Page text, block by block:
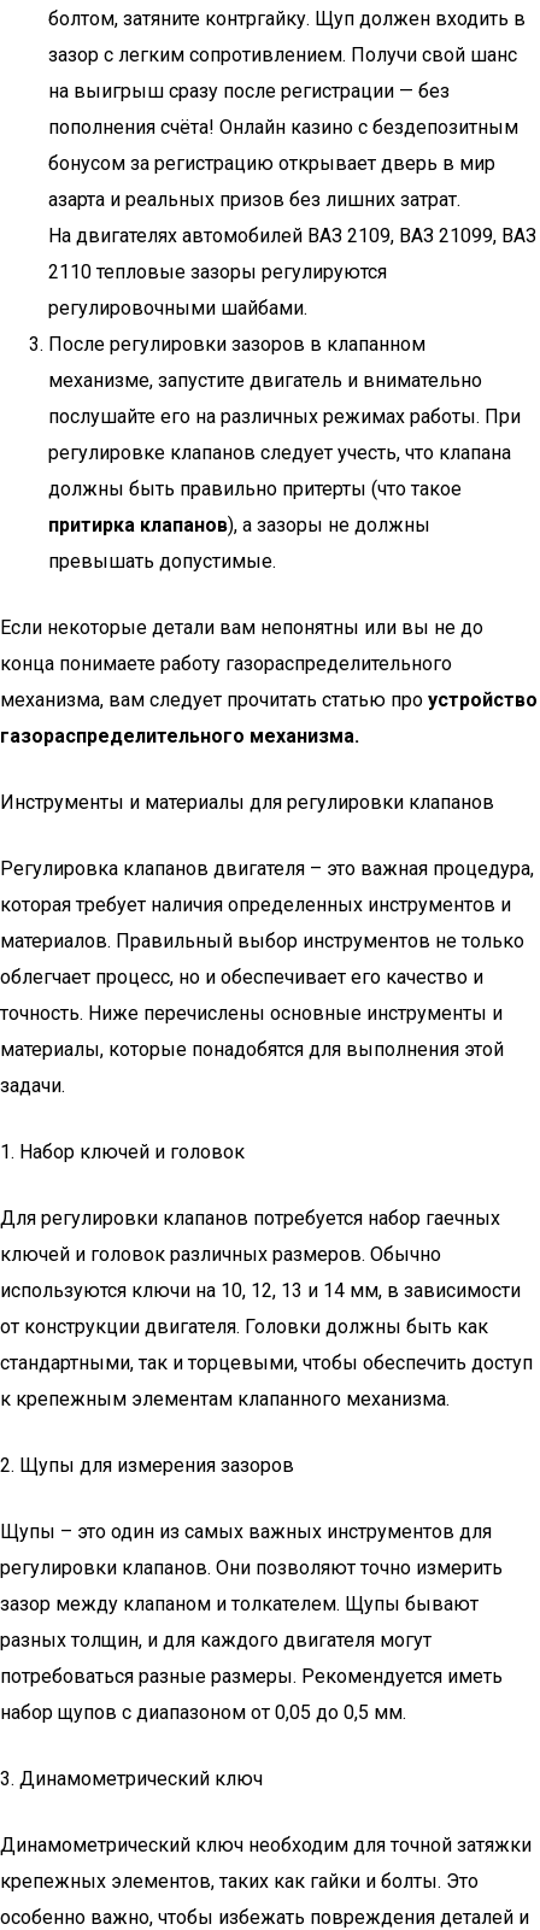
болтом, затяните контргайку. Щуп должен входить в
зазор с легким сопротивлением. Получи свой шанс
на выигрыш сразу после регистрации — без
пополнения счёта! Онлайн казино с бездепозитным
бонусом за регистрацию открывает дверь в мир
азарта и реальных призов без лишних затрат.
На двигателях автомобилей ВАЗ 2109, ВАЗ 21099, ВАЗ
2110 тепловые зазоры регулируются
регулировочными шайбами.
После регулировки зазоров в клапанном
механизме, запустите двигатель и внимательно
послушайте его на различных режимах работы. При
регулировке клапанов следует учесть, что клапана
должны быть правильно притерты (что такое
притирка клапанов), а зазоры не должны
превышать допустимые.
Если некоторые детали вам непонятны или вы не до
конца понимаете работу газораспределительного
механизма, вам следует прочитать статью про устройство
газораспределительного механизма.
Инструменты и материалы для регулировки клапанов
Регулировка клапанов двигателя – это важная процедура,
которая требует наличия определенных инструментов и
материалов. Правильный выбор инструментов не только
облегчает процесс, но и обеспечивает его качество и
точность. Ниже перечислены основные инструменты и
материалы, которые понадобятся для выполнения этой
задачи.
1. Набор ключей и головок
Для регулировки клапанов потребуется набор гаечных
ключей и головок различных размеров. Обычно
используются ключи на 10, 12, 13 и 14 мм, в зависимости
от конструкции двигателя. Головки должны быть как
стандартными, так и торцевыми, чтобы обеспечить доступ
к крепежным элементам клапанного механизма.
2. Щупы для измерения зазоров
Щупы – это один из самых важных инструментов для
регулировки клапанов. Они позволяют точно измерить
зазор между клапаном и толкателем. Щупы бывают
разных толщин, и для каждого двигателя могут
потребоваться разные размеры. Рекомендуется иметь
набор щупов с диапазоном от 0,05 до 0,5 мм.
3. Динамометрический ключ
Динамометрический ключ необходим для точной затяжки
крепежных элементов, таких как гайки и болты. Это
особенно важно, чтобы избежать повреждения деталей и